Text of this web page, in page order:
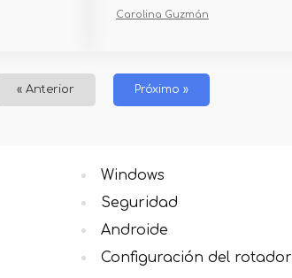
Carolina Guzmán
« Anterior Próximo »
Windows
Seguridad
Androide
Configuración del rotador